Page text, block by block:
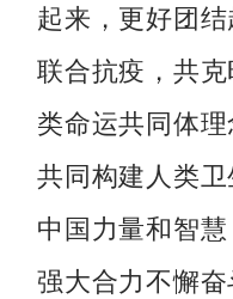
起来，更好团
联合抗疫，共
类命运共同体
共同构建人类
中国力量和智
强大合力不懈